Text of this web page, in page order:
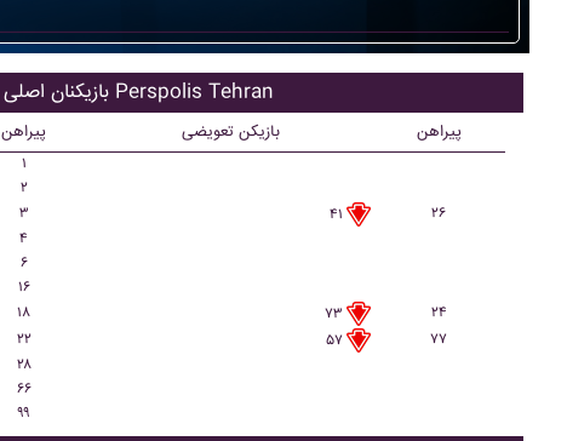
بازیکنان اصلی Perspolis Tehran
پیراهن بازیکن تعویضی پیراهن
۱
۲
۳
۴۱
۲۶
۴
۶
۱۶
۱۸
۷۳
۲۴
۲۲
۵۷
۷۷
۲۸
۶۶
۹۹